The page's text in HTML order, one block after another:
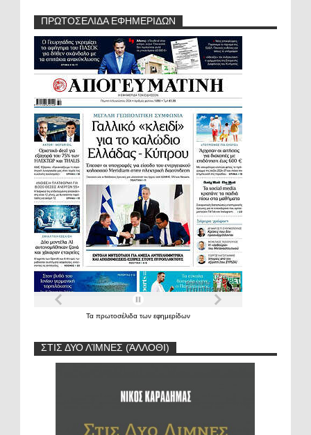
ΠΡΩΤΟΣΕΛΙΔΑ ΕΦΗΜΕΡΙΔΩΝ
Τα πρωτοσέλιδα των εφημερίδων
ΣΤΙΣ ΔΥΟ ΛΊΜΝΕΣ (ΆΛΛΟΘΙ)